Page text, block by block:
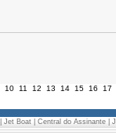
10 11 12 13 14 15 16 17
Jet Boat Central do Assinante